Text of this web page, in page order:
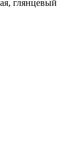
глянцевый